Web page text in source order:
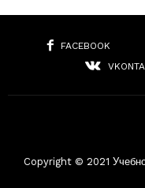
FACEBOOK
Copyright © 2021